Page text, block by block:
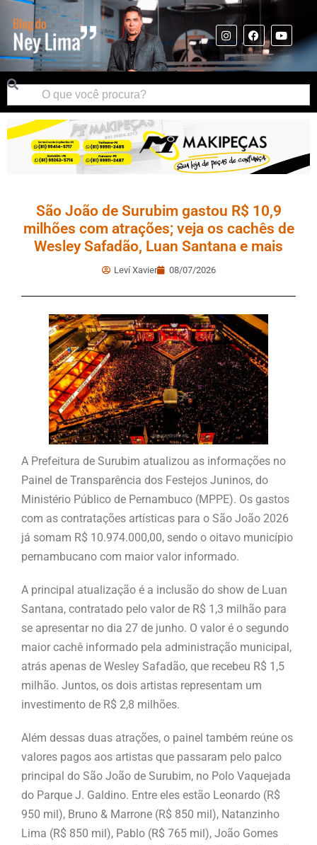
São João de Surubim gastou R$ 10,9
milhões com atrações; veja os cachês de
Wesley Safadão, Luan Santana e mais
Leví Xavier 08/07/2026
A Prefeitura de Surubim atualizou as informações no
Painel de Transparência dos Festejos Juninos, do
Ministério Público de Pernambuco (MPPE). Os gastos
com as contratações artísticas para o São João 2026
já somam R$ 10.974.000,00, sendo o oitavo município
pernambucano com maior valor informado.
A principal atualização é a inclusão do show de Luan
Santana, contratado pelo valor de R$ 1,3 milhão para
se apresentar no dia 27 de junho. O valor é o segundo
maior cachê informado pela administração municipal,
atrás apenas de Wesley Safadão, que recebeu R$ 1,5
milhão. Juntos, os dois artistas representam um
investimento de R$ 2,8 milhões.
Além dessas duas atrações, o painel também reúne os
valores pagos aos artistas que passaram pelo palco
principal do São João de Surubim, no Polo Vaquejada
do Parque J. Galdino. Entre eles estão Leonardo (R$
950 mil), Bruno & Marrone (R$ 850 mil), Natanzinho
Lima (R$ 850 mil), Pablo (R$ 765 mil), João Gomes